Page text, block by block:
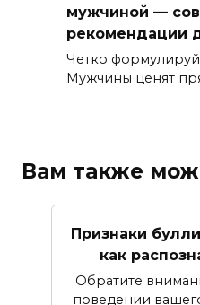
мужчиной —
рекомендации
Четко
Мужчины ценят
Вам также
Признаки
как
Обратите
поведении